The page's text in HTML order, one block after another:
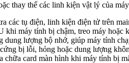
thay thế các linh kiện vật lý của
các tụ điện, linh kiện điện tử trên
khi máy tính bị chậm, treo máy hoặc
lượng bộ nhớ, giúp máy tính
bị lỗi, hỏng hoặc dung lượng
chữa card màn hình khi máy tính bị